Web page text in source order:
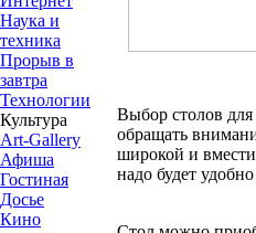
Наука и
техника
Прорыв в
завтра
Технологии
Культура
Art-Gallery
Афиша
Гостиная
Досье
Кино
Выбор столов для
обращать
широкой и
надо будет